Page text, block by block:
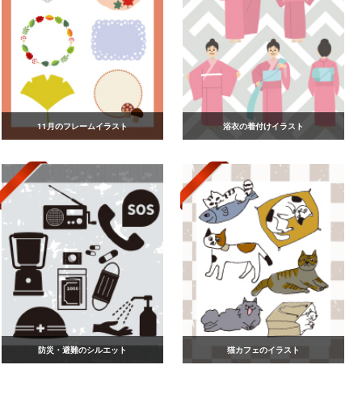
11月のフレームイラスト 浴衣の着付けイラスト
防災・避難のシルエット 猫カフェのイラスト